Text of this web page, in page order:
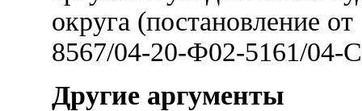
округа (постановление
8567/04-20-Ф02-5161/04-
Другие аргументы